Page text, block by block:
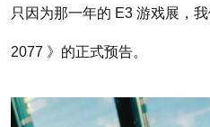
只因为那一年的 E3 游戏展，
2077 》的正式预告。